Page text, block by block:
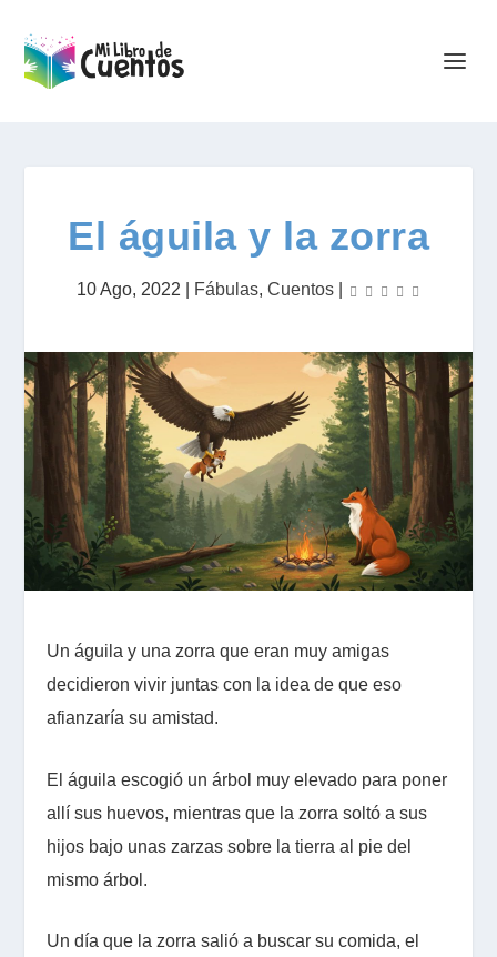
El águila y la zorra
10 Ago, 2022 Fábulas, Cuentos
Un águila y una zorra que eran muy amigas
decidieron vivir juntas con la idea de que eso
afianzaría su amistad.
El águila escogió un árbol muy elevado para poner
allí sus huevos, mientras que la zorra soltó a sus
hijos bajo unas zarzas sobre la tierra al pie del
mismo árbol.
Un día que la zorra salió a buscar su comida, el